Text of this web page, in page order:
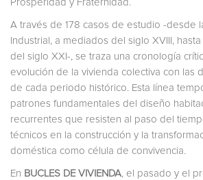
Prosperidad y Fraternidad.
A través de 178 casos de estudio -desde
Industrial, a mediados del siglo XVIII,
del siglo XXI-, se traza una cronología
evolución de la vivienda colectiva con las
de cada periodo histórico. Esta línea
patrones fundamentales del diseño
recurrentes que resisten al paso del
técnicos en la construcción y la
doméstica como célula de convivencia.
En BUCLES DE VIVIENDA , el pasado y el